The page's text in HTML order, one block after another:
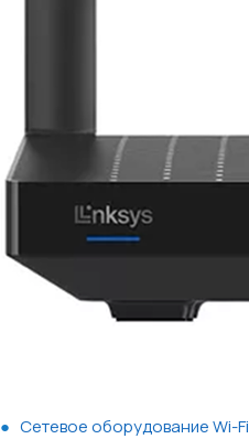
Сетевое оборудование Wi-Fi